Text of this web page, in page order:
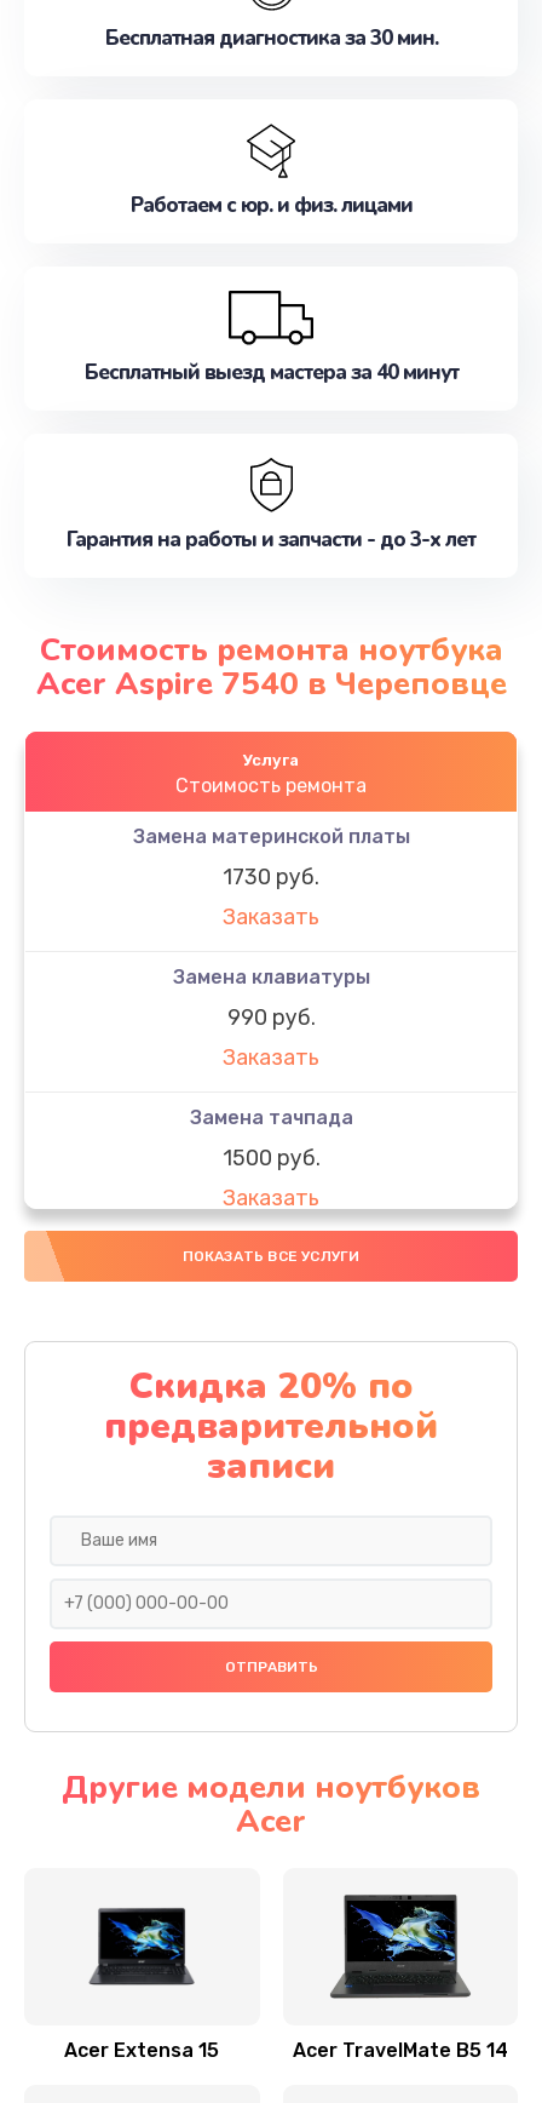
Бесплатная диагностика за 30 мин.
Работаем с юр. и физ. лицами
Бесплатный выезд мастера за 40 минут
Гарантия на работы и запчасти - до 3-х лет
Стоимость ремонта ноутбука
Acer Aspire 7540 в Череповце
Услуга
Стоимость ремонта
Замена материнской платы
1730 руб.
Заказать
Замена клавиатуры
990 руб.
Заказать
Замена тачпада
1500 руб.
Заказать
Замена южного моста
Заказать
Чистка от пыли
1060 руб.
Заказать
Ремонт подсветки
Настройка BIOS
Замена видеочипа
Заказать
ПОКАЗАТЬ ВСЕ УСЛУГИ
Скидка 20% по
предварительной
записи
Другие модели ноутбуков
Acer
Acer Extensa 15 Acer TravelMate B5 14